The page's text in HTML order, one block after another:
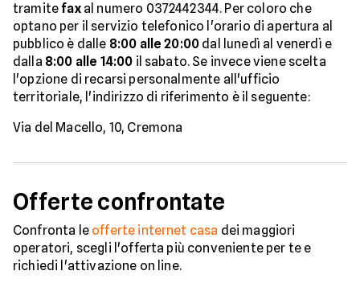
tramitefaxal numero 0372442344. Per coloro che
optano per il servizio telefonico l'orario di apertura al
pubblico è dalle 8:00 alle 20:00 dal lunedì al venerdì e
dalla 8:00 alle 14:00 il sabato. Se invece viene scelta
l'opzione di recarsi personalmente all'ufficio
territoriale, l'indirizzo di riferimento è il seguente:
Via del Macello, 10, Cremona
Offerte confrontate
Confronta le offerte internet casa dei maggiori
operatori, scegli l'offerta più conveniente per te e
richiedi l'attivazione on line.